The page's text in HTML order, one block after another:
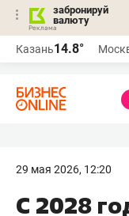
забронируй
валюту
Казань14.8°
29 мая 2026, 12:20
С 2028